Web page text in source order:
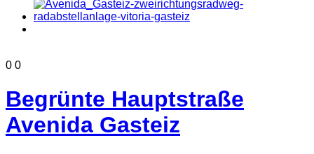
0 0
Begrünte Hauptstraße
Avenida Gasteiz